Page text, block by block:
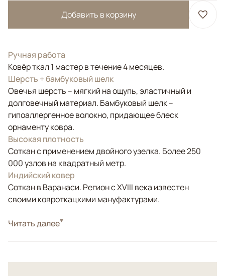
Добавить в корзину
Ручная работа
Ковёр ткал 1 мастер в течение 4 месяцев.
Шерсть + бамбуковый шелк
Овечья шерсть – мягкий на ощупь, эластичный и
долговечный материал. Бамбуковый шелк –
гипоаллергенное волокно, придающее блеск
орнаменту ковра.
Высокая плотность
Соткан с применением двойного узелка. Более 250
000 узлов на квадратный метр.
Индийский ковер
Соткан в Варанаси. Регион с XVIII века известен
своими ковроткацкими мануфактурами.
СтильСовременные
Читать далее